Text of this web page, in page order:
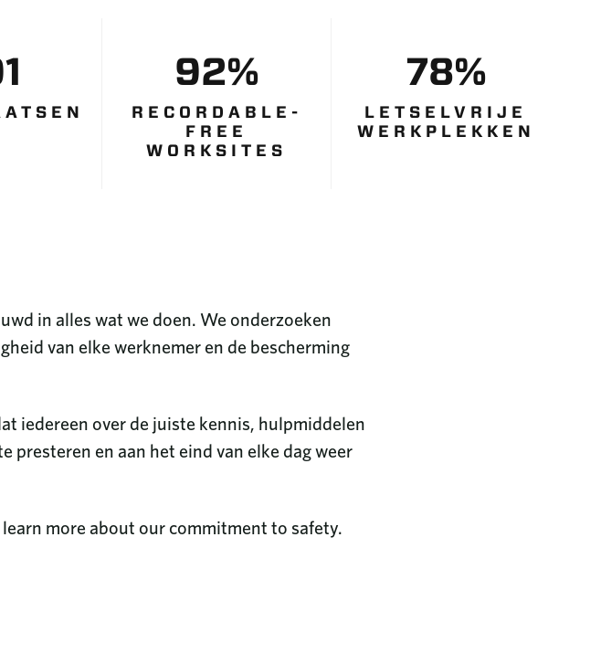
92%
RECORDABLE-
FREE
WORKSITES
78%
LETSELVRIJE
WERKPLEKKEN
in alles wat we doen. We onderzoeken
van elke werknemer en de bescherming
iedereen over de juiste kennis, hulpmiddelen
presteren en aan het eind van elke dag weer
more about our commitment to safety.